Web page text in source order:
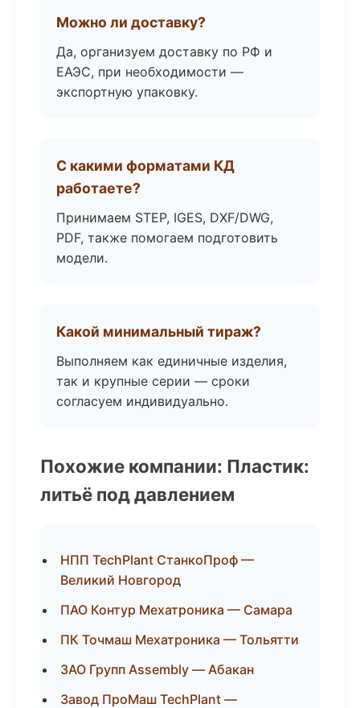
Можно ли доставку?
Да, организуем доставку по РФ и
ЕАЭС, при необходимости —
экспортную упаковку.
С какими форматами КД
работаете?
Принимаем STEP, IGES, DXF/DWG,
PDF, также помогаем подготовить
модели.
Какой минимальный тираж?
Выполняем как единичные изделия,
так и крупные серии — сроки
согласуем индивидуально.
Похожие компании: Пластик:
литьё под давлением
НПП TechPlant СтанкоПроф —
Великий Новгород
ПАО Контур Мехатроника — Самара
ПК Точмаш Мехатроника — Тольятти
ЗАО Групп Assembly — Абакан
Завод ПроМаш TechPlant —